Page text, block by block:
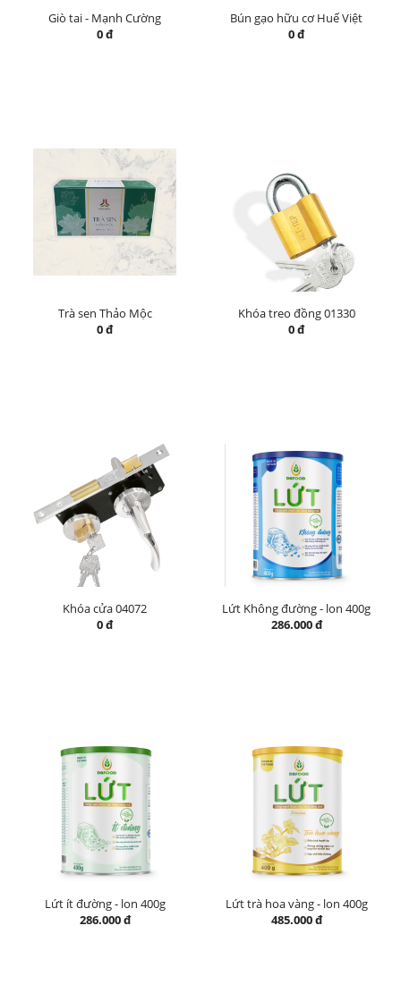
Giò tai - Mạnh Cường
0 đ
Bún gạo hữu cơ Huế Việt
0 đ
Trà sen Thảo Mộc
0 đ
Khóa treo đồng 01330
0 đ
Khóa cửa 04072
0 đ
Lứt Không đường - lon 400g
286.000 đ
Lứt ít đường - lon 400g
286.000 đ
Lứt trà hoa vàng - lon 400g
485.000 đ